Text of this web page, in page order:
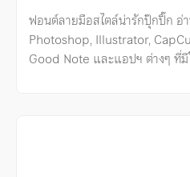
ฟอนต์ลายมือสไตล์น่ารักปุ๊กปิ๊ก อ่
Photoshop, Illustrator,
Good Note และแอปฯ ต่างๆ ที่